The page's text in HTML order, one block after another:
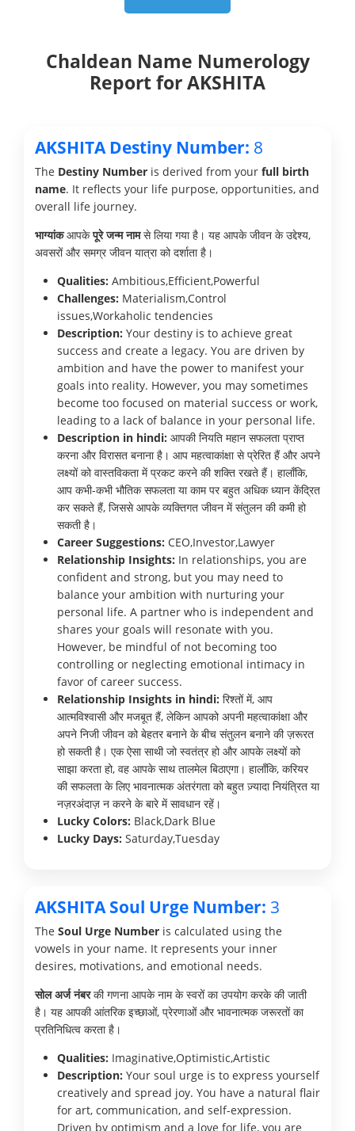
Chaldean Name Numerology
Report for AKSHITA
AKSHITA Destiny Number: 8
The Destiny Number is derived from your full birth
name. It reflects your life purpose, opportunities, and
overall life journey.
भाग्यांकआपकेपूरे जन्म नामसे लिया गया है। यह आपके जीवन के उद्देश्य,
अवसरों और समग्र जीवन यात्रा को दर्शाता है।
Qualities: Ambitious,Efficient,Powerful
Challenges: Materialism,Control
issues,Workaholic tendencies
Description: Your destiny is to achieve great
success and create a legacy. You are driven by
ambition and have the power to manifest your
goals into reality. However, you may sometimes
become too focused on material success or work,
leading to a lack of balance in your personal life.
Description in hindi: आपकी नियति महान सफलता प्राप्त
करना और विरासत बनाना है। आप महत्वाकांक्षा से प्रेरित हैं और अपने
लक्ष्यों को वास्तविकता में प्रकट करने की शक्ति रखते हैं। हालाँकि,
आप कभी-कभी भौतिक सफलता या काम पर बहुत अधिक ध्यान केंद्रित
कर सकते हैं, जिससे आपके व्यक्तिगत जीवन में संतुलन की कमी हो
सकती है।
Career Suggestions: CEO,Investor,Lawyer
Relationship Insights: In relationships, you are
confident and strong, but you may need to
balance your ambition with nurturing your
personal life. A partner who is independent and
shares your goals will resonate with you.
However, be mindful of not becoming too
controlling or neglecting emotional intimacy in
favor of career success.
Relationship Insights in hindi: रिश्तों में, आप
आत्मविश्वासी और मजबूत हैं, लेकिन आपको अपनी महत्वाकांक्षा और
अपने निजी जीवन को बेहतर बनाने के बीच संतुलन बनाने की ज़रूरत
हो सकती है। एक ऐसा साथी जो स्वतंत्र हो और आपके लक्ष्यों को
साझा करता हो, वह आपके साथ तालमेल बिठाएगा। हालाँकि, करियर
की सफलता के लिए भावनात्मक अंतरंगता को बहुत ज़्यादा नियंत्रित या
नज़रअंदाज़ न करने के बारे में सावधान रहें।
Lucky Colors: Black,Dark Blue
Lucky Days: Saturday,Tuesday
AKSHITA Soul Urge Number: 3
The Soul Urge Number is calculated using the
vowels in your name. It represents your inner
desires, motivations, and emotional needs.
सोल अर्ज नंबरकी गणना आपके नाम के स्वरों का उपयोग करके की जाती
है। यह आपकी आंतरिक इच्छाओं, प्रेरणाओं और भावनात्मक जरूरतों का
प्रतिनिधित्व करता है।
Qualities: Imaginative,Optimistic,Artistic
Description: Your soul urge is to express yourself
creatively and spread joy. You have a natural flair
for art, communication, and self-expression.
Driven by optimism and a love for life, you are